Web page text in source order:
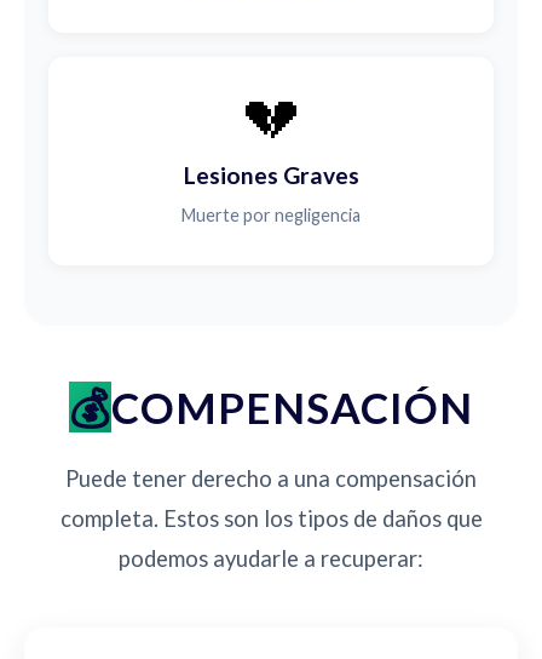
💔
Lesiones Graves
Muerte por negligencia
COMPENSACIÓN
Puede tener derecho a una compensación
completa. Estos son los tipos de daños que
podemos ayudarle a recuperar: